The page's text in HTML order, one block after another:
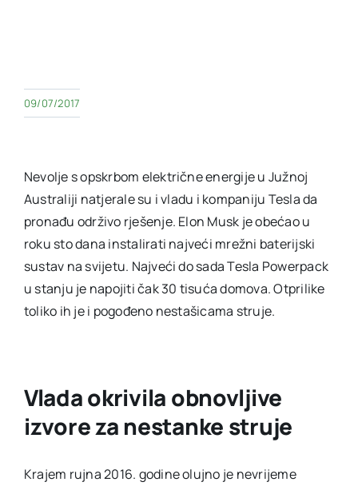
09/07/2017
Nevolje s opskrbom električne energije u Južnoj
Australiji natjerale su i vladu i kompaniju Tesla da
pronađu održivo rješenje. Elon Musk je obećao u
roku sto dana instalirati najveći mrežni baterijski
sustav na svijetu. Najveći do sada Tesla Powerpack
u stanju je napojiti čak 30 tisuća domova. Otprilike
toliko ih je i pogođeno nestašicama struje.
Vlada okrivila obnovljive
izvore za nestanke struje
Krajem rujna 2016. godine olujno je nevrijeme